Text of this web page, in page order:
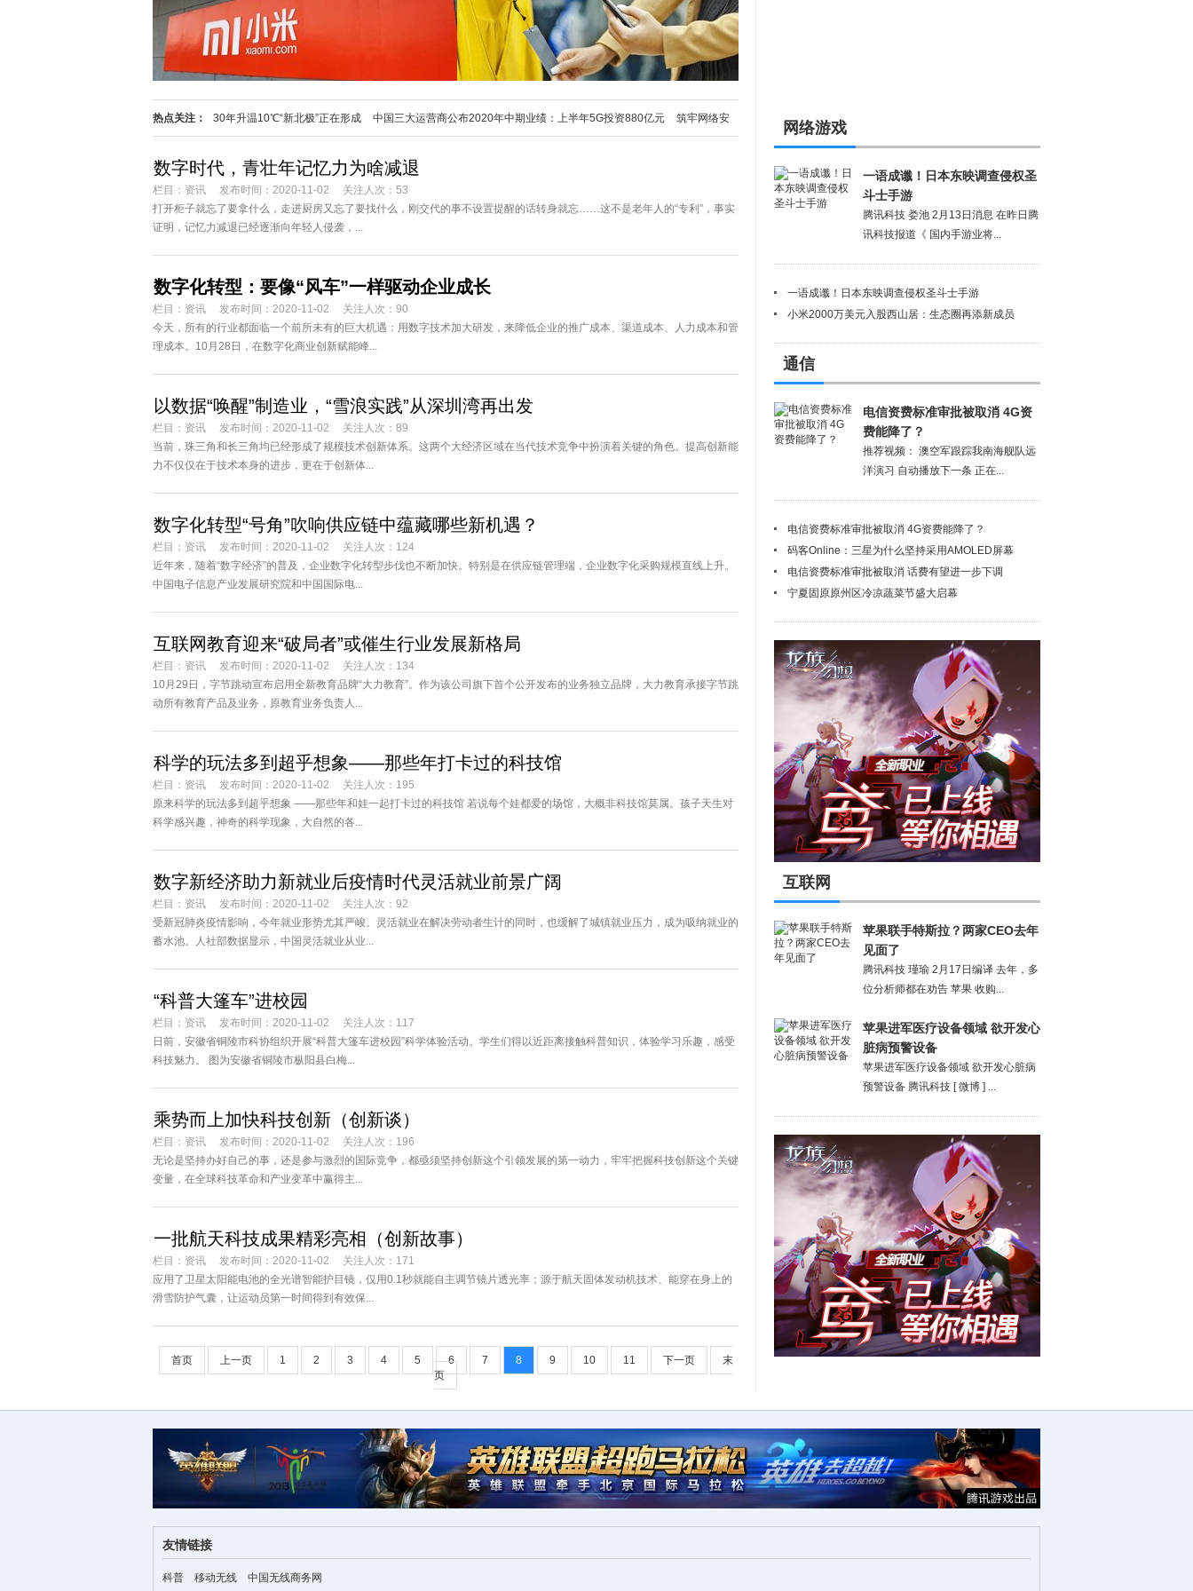
热点关注： 30年升温10℃“新北极”正在形成 中国三大运营商公布2020年中期业绩：上半年5G投资880亿元 筑牢网络安
数字时代，青壮年记忆力为啥减退
栏目： 资讯 发布时间：2020-11-02
关注人次：53
打开柜子就忘了要拿什么，走进厨房又忘了要找什么，刚交代的事不设置提醒的话转身就忘……这不是老年人的“专利”，事实
证明，记忆力减退已经逐渐向年轻人侵袭，...
数字化转型：要像“风车”一样驱动企业成长
栏目： 资讯 发布时间：2020-11-02
关注人次：90
今天，所有的行业都面临一个前所未有的巨大机遇：用数字技术加大研发，来降低企业的推广成本、渠道成本、人力成本和管
理成本。10月28日，在数字化商业创新赋能峰...
以数据“唤醒”制造业，“雪浪实践”从深圳湾再出发
栏目： 资讯 发布时间：2020-11-02
关注人次：89
当前，珠三角和长三角均已经形成了规模技术创新体系。这两个大经济区域在当代技术竞争中扮演着关键的角色。提高创新能
力不仅仅在于技术本身的进步，更在于创新体...
数字化转型“号角”吹响供应链中蕴藏哪些新机遇？
栏目： 资讯 发布时间：2020-11-02
关注人次：124
近年来，随着“数字经济”的普及，企业数字化转型步伐也不断加快。特别是在供应链管理端，企业数字化采购规模直线上升。
中国电子信息产业发展研究院和中国国际电...
互联网教育迎来“破局者”或催生行业发展新格局
栏目： 资讯 发布时间：2020-11-02
关注人次：134
10月29日，字节跳动宣布启用全新教育品牌“大力教育”。作为该公司旗下首个公开发布的业务独立品牌，大力教育承接字节跳
动所有教育产品及业务，原教育业务负责人...
科学的玩法多到超乎想象——那些年打卡过的科技馆
栏目： 资讯 发布时间：2020-11-02
关注人次：195
原来科学的玩法多到超乎想象 ——那些年和娃一起打卡过的科技馆 若说每个娃都爱的场馆，大概非科技馆莫属。孩子天生对
科学感兴趣，神奇的科学现象，大自然的各...
数字新经济助力新就业后疫情时代灵活就业前景广阔
栏目： 资讯 发布时间：2020-11-02
关注人次：92
受新冠肺炎疫情影响，今年就业形势尤其严峻。灵活就业在解决劳动者生计的同时，也缓解了城镇就业压力，成为吸纳就业的
蓄水池。人社部数据显示，中国灵活就业从业...
“科普大篷车”进校园
栏目： 资讯 发布时间：2020-11-02
关注人次：117
日前，安徽省铜陵市科协组织开展“科普大篷车进校园”科学体验活动。学生们得以近距离接触科普知识，体验学习乐趣，感受
科技魅力。 图为安徽省铜陵市枞阳县白梅...
乘势而上加快科技创新（创新谈）
栏目： 资讯 发布时间：2020-11-02
关注人次：196
无论是坚持办好自己的事，还是参与激烈的国际竞争，都亟须坚持创新这个引领发展的第一动力，牢牢把握科技创新这个关键
变量，在全球科技革命和产业变革中赢得主...
一批航天科技成果精彩亮相（创新故事）
栏目： 资讯 发布时间：2020-11-02
关注人次：171
应用了卫星太阳能电池的全光谱智能护目镜，仅用0.1秒就能自主调节镜片透光率；源于航天固体发动机技术、能穿在身上的
滑雪防护气囊，让运动员第一时间得到有效保...
首页 上一页 1 2 3 4 5 6 7 8 9 10 11 下一页
末
页
网络游戏
一语成谶！日本东映调查侵权圣
斗士手游
腾讯科技 娄池 2月13日消息 在昨日腾
讯科技报道《 国内手游业将...
一语成谶！日本东映调查侵权圣斗士手游
小米2000万美元入股西山居：生态圈再添新成员
通信
电信资费标准审批被取消 4G资
费能降了？
推荐视频： 澳空军跟踪我南海舰队远
洋演习 自动播放下一条 正在...
电信资费标准审批被取消 4G资费能降了？
码客Online：三星为什么坚持采用AMOLED屏幕
电信资费标准审批被取消 话费有望进一步下调
宁夏固原原州区冷凉蔬菜节盛大启幕
互联网
苹果联手特斯拉？两家CEO去年
见面了
腾讯科技 瑾瑜 2月17日编译 去年，多
位分析师都在劝告 苹果 收购...
苹果进军医疗设备领域 欲开发心
脏病预警设备
苹果进军医疗设备领域 欲开发心脏病
预警设备 腾讯科技 [ 微博 ] ...
友情链接
科普 移动无线 中国无线商务网